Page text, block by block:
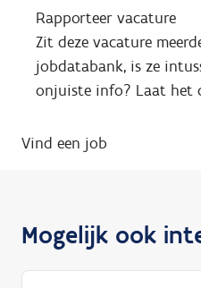
Rapporteer vacature
Zit deze vacature
jobdatabank, is ze
onjuiste info? Laat het
Vind een job
Mogelijk ook